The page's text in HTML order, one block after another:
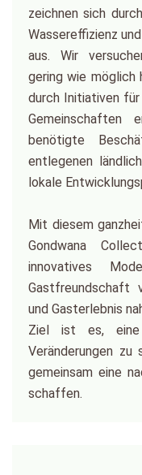
zeichnen sich
Wassereffizienz
aus. Wir
gering wie möglich
durch Initiativen
Gemeinschaften
benötigte
entlegenen
lokale
Mit diesem
Gondwana
innovatives
Gastfreundschaft
und Gasterlebnis
Ziel ist es,
Veränderungen zu
gemeinsam eine
schaffen.